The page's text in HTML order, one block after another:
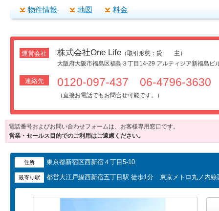
物件情報 地図 料金
運営会社 株式会社One Life（取引形態：貸 主）
大阪府大阪市福島区福島３丁目14-29 アルティジア新福島ビ
連絡先 0120-097-437 06-4796-3630
（直接お電話でもお問合せ可能です。）
電話番号およびお問い合わせフォームは、お客様専用窓口です。
営業・セールス目的でのご利用はご遠慮ください。
住所 東京都新宿区西新宿４丁目5-10
最寄り駅 都営大江戸線西新宿五丁目駅 徒歩1分 東京メトロ丸ノ内